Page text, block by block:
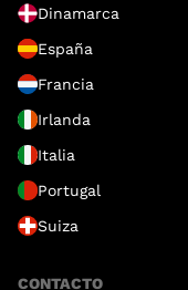
Dinamarca
España
Francia
Irlanda
Italia
Portugal
Suiza
CONTACTO